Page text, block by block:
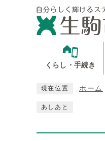
くらし・手続き
現在位置 ホーム
あしあと